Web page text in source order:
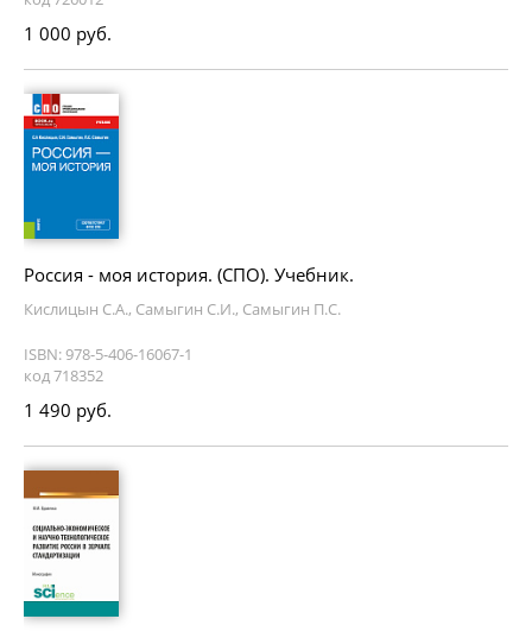
1 000 руб.
Россия - моя история. (СПО). Учебник.
Кислицын С.А., Самыгин С.И., Самыгин П.С.
ISBN: 978-5-406-16067-1
код 718352
1 490 руб.